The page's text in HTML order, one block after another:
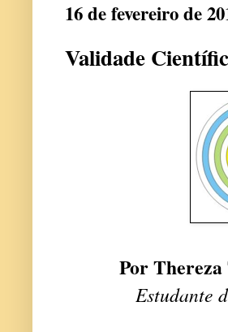
16 de fevereiro de
Validade
Por
Estudante